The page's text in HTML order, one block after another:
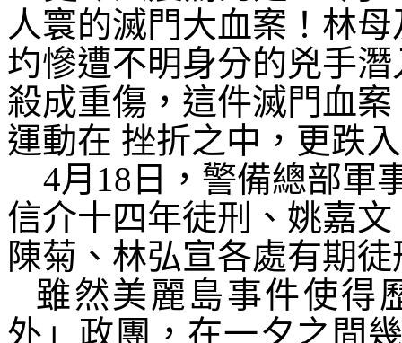
人寰的滅門大血案！林
圴慘遭不明身分的兇手
殺成重傷，這件滅門血
運動在 挫折之中，更跌
4月 18 日，警備總部軍
信介十四年徒刑、姚嘉文
陳菊、林弘宣各處有期徒
雖然美麗島事件使得
外」政團，在一夕之間